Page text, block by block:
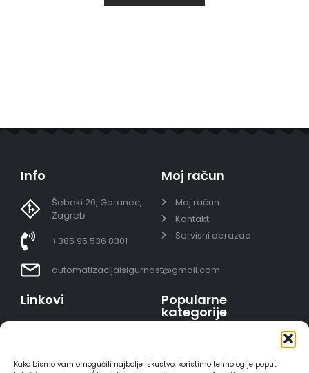
Kako bismo vam omogućili najbolje iskustvo, koristimo tehnologije poput
Info
Šebeki 20, Goranec,
Zagreb
+385 95 536 8301
automatizacijaisigurnost@gmail.com
Moj račun
Moj račun
Kontakt
Servisni obrazac
Linkovi
Sigurno plaćanje
Popularne
kategorije
Video nadzor - kompleti